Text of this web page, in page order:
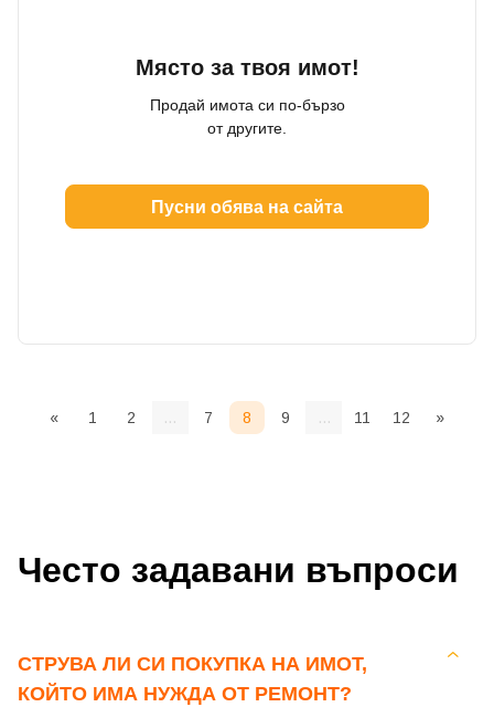
Място за твоя имот!
Продай имота си по-бързо
от другите.
Пусни обява на сайта
« 1 2 ... 7 8 9 ... 11 12 »
Често задавани въпроси
СТРУВА ЛИ СИ ПОКУПКА НА ИМОТ,
КОЙТО ИМА НУЖДА ОТ РЕМОНТ?